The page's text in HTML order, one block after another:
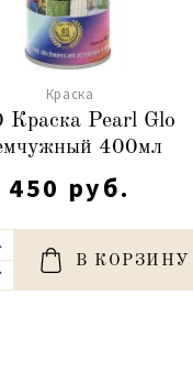
Краска
Краска Pearl Glo
400мл
450 руб.
В КОРЗИНУ